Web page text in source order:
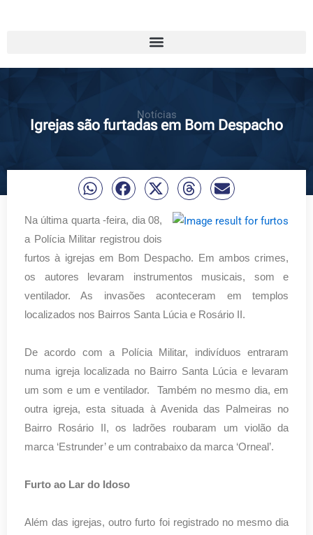
Notícias
Igrejas são furtadas em Bom Despacho
Na última quarta -feira, dia 08,
a Polícia Militar registrou dois
furtos à igrejas em Bom Despacho. Em ambos crimes,
os autores levaram instrumentos musicais, som e
ventilador. As invasões aconteceram em templos
localizados nos Bairros Santa Lúcia e Rosário II.
De acordo com a Polícia Militar, indivíduos entraram
numa igreja localizada no Bairro Santa Lúcia e levaram
um som e um e ventilador. Também no mesmo dia, em
outra igreja, esta situada à Avenida das Palmeiras no
Bairro Rosário II, os ladrões roubaram um violão da
marca ‘Estrunder’ e um contrabaixo da marca ‘Orneal’.
Furto ao Lar do Idoso
Além das igrejas, outro furto foi registrado no mesmo dia